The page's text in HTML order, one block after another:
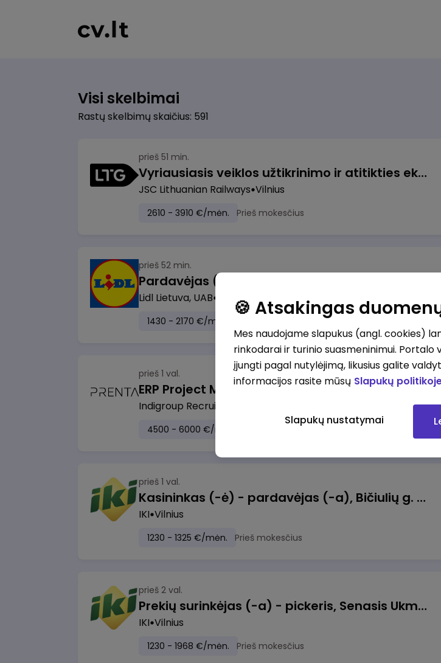
Visi skelbimai
Rastų skelbimų skaičius: 591
prieš 51 min.
Vyriausiasis veiklos užtikrinimo ir atitikties ekspertas (-ė) (Vilnius, LT)
JSC Lithuanian Railways Vilnius
2610 - 3910 €/mėn. Prieš mokesčius
prieš 52 min.
Pardavėjas (-a) Klaipėdoje (Tilžės g.)
Lidl Lietuva, UAB Klaipėda
1430 - 2170 €/mėn.
prieš 1 val.
ERP Project Manager
Indigroup Recruitment klientas
4500 - 6000 €/mėn. Prieš mokesčius
prieš 1 val.
Kasininkas (-ė) - pardavėjas (-a), Bičiulių g. 36, Bukiškis, Vilnius
IKI Vilnius
1230 - 1325 €/mėn. Prieš mokesčius
prieš 2 val.
Prekių surinkėjas (-a) - pickeris, Senasis Ukmergės kelias 8, Avižieniai
IKI Vilnius
1230 - 1968 €/mėn. Prieš mokesčius
🍪 Atsakingas
Mes naudojame slapukus (angl. cookies)
rinkodarai ir turinio suasmeninimui. Portalo
įjungti pagal nutylėjimą, likusius galite
informacijos rasite mūsų Slapukų
Slapukų nustatymai